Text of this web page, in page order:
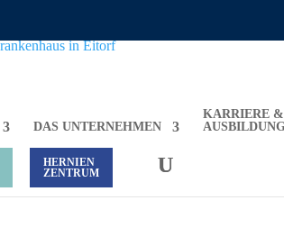
DAS UNTERNEHMEN
KARRIERE &
HERNIEN
ZENTRUM